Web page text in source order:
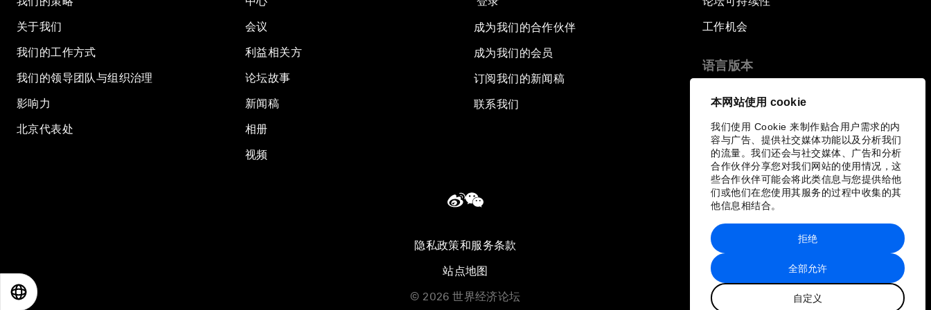
本网站使用 cookie
我们使用 Cookie 来制作贴合用户需求的内
容与广告、提供社交媒体功能以及分析我们
的流量。我们还会与社交媒体、广告和分析
合作伙伴分享您对我们网站的使用情况，这
些合作伙伴可能会将此类信息与您提供给他
们或他们在您使用其服务的过程中收集的其
他信息相结合。
全部允许
自定义
拒绝
关于我们
我们的工作方式
我们的领导团队与组织治理
影响力
北京代表处
会议
利益相关方
论坛故事
新闻稿
相册
视频
成为我们的合作伙伴
成为我们的会员
订阅我们的新闻稿
联系我们
工作机会
语言版本
隐私政策和服务条款
站点地图
© 2026 世界经济论坛